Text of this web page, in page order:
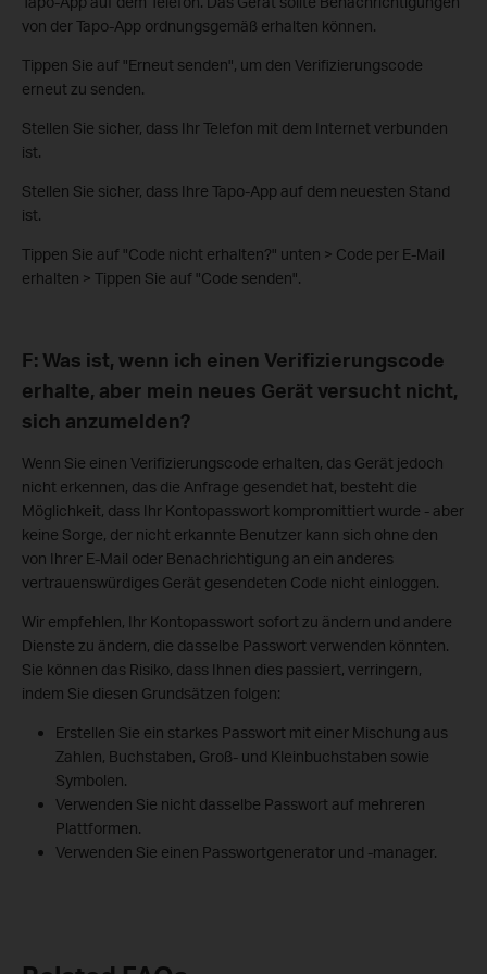
von der Tapo-App ordnungsgemäß erhalten können.
Tippen Sie auf "Erneut senden", um den Verifizierungscode
erneut zu senden.
Stellen Sie sicher, dass Ihr Telefon mit dem Internet verbunden
ist.
Stellen Sie sicher, dass Ihre Tapo-App auf dem neuesten Stand
ist.
Tippen Sie auf "Code nicht erhalten?" unten > Code per E-Mail
erhalten > Tippen Sie auf "Code senden".
F: Was ist, wenn ich einen Verifizierungscode
erhalte, aber mein neues Gerät versucht nicht,
sich anzumelden?
Wenn Sie einen Verifizierungscode erhalten, das Gerät jedoch
nicht erkennen, das die Anfrage gesendet hat, besteht die
Möglichkeit, dass Ihr Kontopasswort kompromittiert wurde - aber
keine Sorge, der nicht erkannte Benutzer kann sich ohne den
von Ihrer E-Mail oder Benachrichtigung an ein anderes
vertrauenswürdiges Gerät gesendeten Code nicht einloggen.
Wir empfehlen, Ihr Kontopasswort sofort zu ändern und andere
Dienste zu ändern, die dasselbe Passwort verwenden könnten.
Sie können das Risiko, dass Ihnen dies passiert, verringern,
indem Sie diesen Grundsätzen folgen:
Erstellen Sie ein starkes Passwort mit einer Mischung aus
Zahlen, Buchstaben, Groß- und Kleinbuchstaben sowie
Symbolen.
Verwenden Sie nicht dasselbe Passwort auf mehreren
Plattformen.
Verwenden Sie einen Passwortgenerator und -manager.